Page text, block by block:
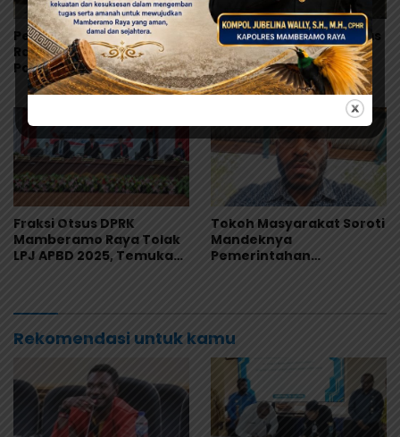
Pemkab Mamberamo
Raya Gandeng Bank
Papua, Percepat
Digitalisasi Pengelolaan
Keuangan Daerah
Bupati Rumansara Lepas
Kontingen Pramuka
Mamberamo Raya ke
Jamnas XII 2026 di
Cibubur
Fraksi Otsus DPRK
Mamberamo Raya Tolak
LPJ APBD 2025, Temukan
Tokoh Masyarakat Soroti
Mandeknya
Pemerintahan
Rekomendasi untuk kamu